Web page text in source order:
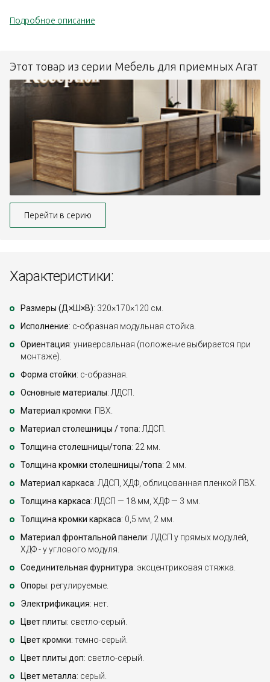
Подробное описание
Этот товар из серии Мебель для приемных Агат
Перейти в серию
Характеристики:
Размеры (Д×Ш×В): 320×170×120 см.
Исполнение: с-образная модульная стойка.
Ориентация: универсальная (положение выбирается при
монтаже).
Форма стойки: с-образная.
Основные материалы: ЛДСП.
Материал кромки: ПВХ.
Материал столешницы / топа: ЛДСП.
Толщина столешницы/топа: 22 мм.
Толщина кромки столешницы/топа: 2 мм.
Материал каркаса: ЛДСП, ХДФ, облицованная пленкой ПВХ.
Толщина каркаса: ЛДСП — 18 мм, ХДФ — 3 мм.
Толщина кромки каркаса: 0,5 мм, 2 мм.
Материал фронтальной панели: ЛДСП у прямых модулей,
ХДФ - у углового модуля.
Соединительная фурнитура: эксцентриковая стяжка.
Опоры: регулируемые.
Электрификация: нет.
Цвет плиты: светло-серый.
Цвет кромки: темно-серый.
Цвет плиты доп: светло-серый.
Цвет металла: серый.